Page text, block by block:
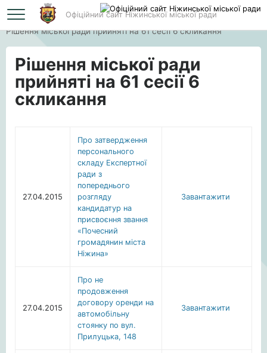
Офіційний сайт Ніжинської міської ради
Головна
Рішення міської ради прийняті на 61 сесії 6 скликання
Рішення міської ради
прийняті на 61 сесії 6
скликання
27.04.2015
Про затвердження
персонального
складу Експертної
ради з
попереднього
розгляду
кандидатур на
присвоєння звання
«Почесний
громадянин міста
Ніжина»
Завантажити
27.04.2015
Про не
продовження
договору оренди на
автомобільну
стоянку по вул.
Прилуцька, 148
Завантажити